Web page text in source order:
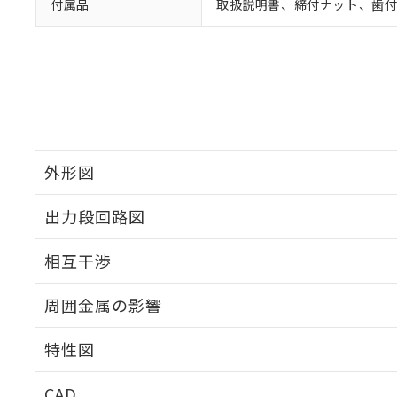
付属品 取扱説明書、締付ナット、歯
外形図
出力段回路図
相互干渉
周囲金属の影響
特性図